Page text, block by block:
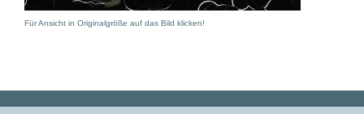
Für Ansicht in Originalgröße auf das Bild klicken!